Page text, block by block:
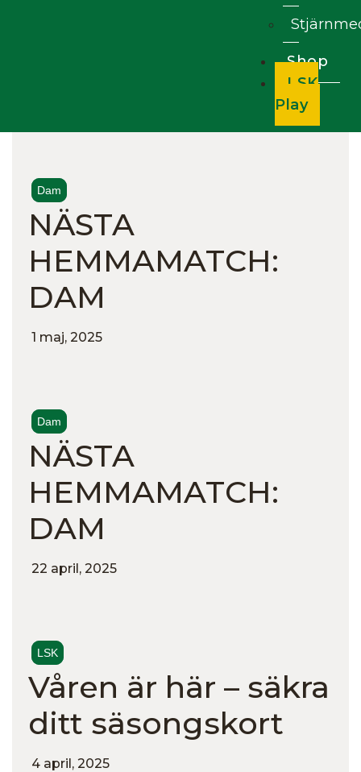
Shop
LSK
Play
Dam
NÄSTA
HEMMAMATCH:
DAM
1 maj, 2025
Dam
NÄSTA
HEMMAMATCH:
DAM
22 april, 2025
LSK
Våren är här – säkra
ditt säsongskort
4 april, 2025